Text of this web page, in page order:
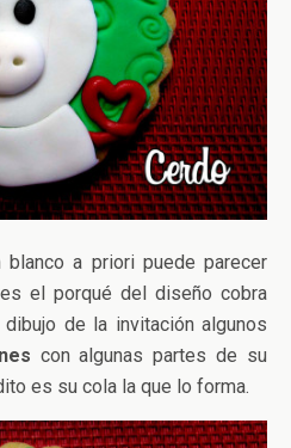
blanco a priori puede parecer
el porqué del diseño cobra
de la invitación algunos
con algunas partes de su
es su cola la que lo forma.